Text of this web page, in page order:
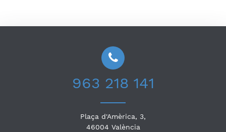
963 218 141
Plaça d'Amèrica, 3,
46004 València